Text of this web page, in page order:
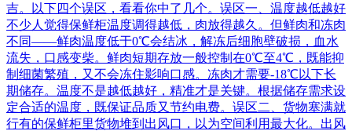
吉。以下四个误区，看看你中了几个。误区一、温度越低越好
不少人觉得保鲜柜温度调得越低，肉放得越久。但鲜肉和冻肉
不同——鲜肉温度低于0℃会结冰，解冻后细胞壁破损，血水
流失，口感变柴。鲜肉短期存放一般控制在0℃至4℃，既能抑
制细菌繁殖，又不会冻住影响口感。冻肉才需要-18℃以下长
期储存。温度不是越低越好，精准才是关键。根据储存需求设
定合适的温度，既保证品质又节约电费。误区二、货物塞满就
行有的保鲜柜里货物堆到出风口，以为空间利用最大化。出风